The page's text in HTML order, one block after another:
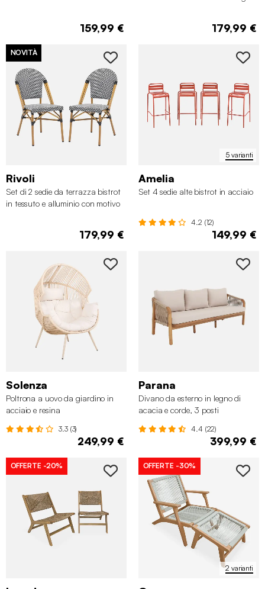
159,99 € 179,99 €
NOVITÀ
Rivoli
Set di 2 sedie da terrazza bistrot
in tessuto e alluminio con motivo
179,99 €
5 varianti
Amelia
Set 4 sedie alte bistrot in acciaio
4.2 (12)
149,99 €
Solenza
Poltrona a uovo da giardino in
acciaio e resina
3.3 (3)
249,99 €
Parana
Divano da esterno in legno di
acacia e corde, 3 posti
4.4 (22)
399,99 €
OFFERTE -20%
2 varianti
OFFERTE -30%
✖